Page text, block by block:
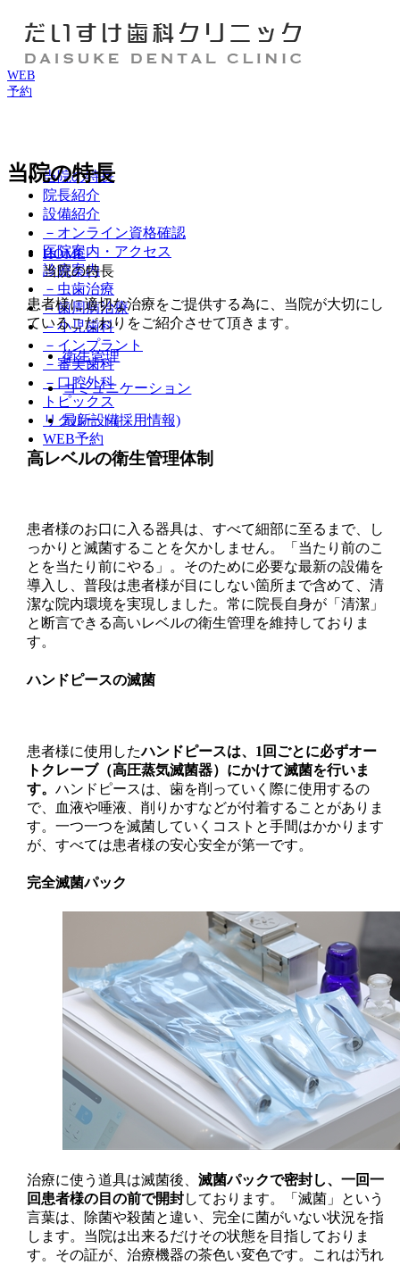
WEB
予約
当院の特長
院長紹介
設備紹介
－オンライン資格確認
医院案内・アクセス
診療案内
－虫歯治療
－歯周病治療
－小児歯科
－インプラント
－審美歯科
－口腔外科
トピックス
リクルート(採用情報)
WEB予約
当院の特長
HOME
当院の特長
患者様に適切な治療をご提供する為に、当院が大切にし
ているこだわりをご紹介させて頂きます。
衛生管理
コミュニケーション
最新設備
高レベルの衛生管理体制
患者様のお口に入る器具は、すべて細部に至るまで、し
っかりと滅菌することを欠かしません。「当たり前のこ
とを当たり前にやる」。そのために必要な最新の設備を
導入し、普段は患者様が目にしない箇所まで含めて、清
潔な院内環境を実現しました。常に院長自身が「清潔」
と断言できる高いレベルの衛生管理を維持しておりま
す。
ハンドピースの滅菌
患者様に使用したハンドピースは、1回ごとに必ずオー
トクレーブ（高圧蒸気滅菌器）にかけて滅菌を行いま
す。ハンドピースは、歯を削っていく際に使用するの
で、血液や唾液、削りかすなどが付着することがありま
す。一つ一つを滅菌していくコストと手間はかかります
が、すべては患者様の安心安全が第一です。
完全滅菌パック
治療に使う道具は滅菌後、滅菌パックで密封し、一回一
回患者様の目の前で開封しております。「滅菌」という
言葉は、除菌や殺菌と違い、完全に菌がいない状況を指
します。当院は出来るだけその状態を目指しておりま
す。その証が、治療機器の茶色い変色です。これは汚れ